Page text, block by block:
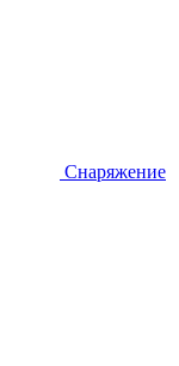
Снаряжение